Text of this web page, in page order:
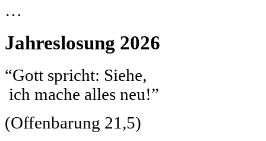
…
Jahreslosung 2026
“Gott spricht: Siehe,
ich mache alles neu!”
(Offenbarung 21,5)